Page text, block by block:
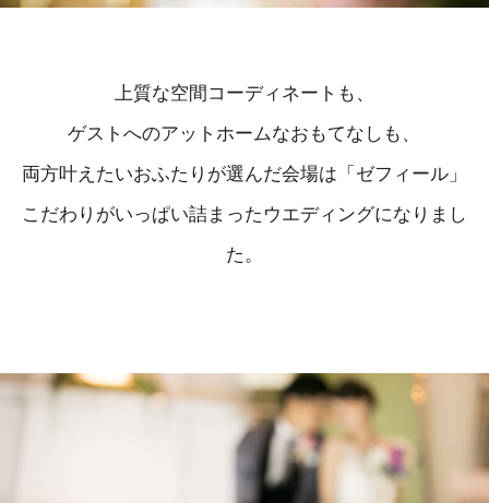
上質な空間コーディネートも、
ゲストへのアットホームなおもてなしも、
両方叶えたいおふたりが選んだ会場は「ゼフィール」
こだわりがいっぱい詰まったウエディングになりまし
た。